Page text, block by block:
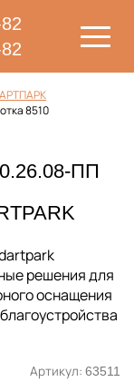
8510
ПП
решения для
оснащения
Артикул: 63511